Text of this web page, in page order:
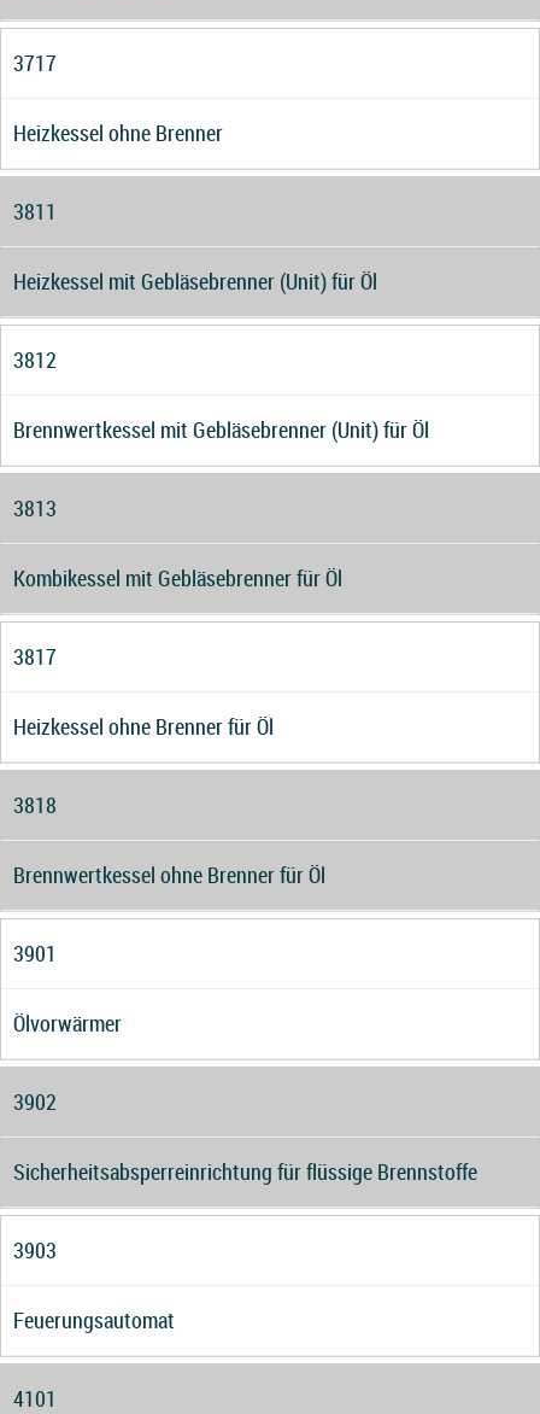
3717
Heizkessel ohne Brenner
3811
Heizkessel mit Gebläsebrenner (Unit) für Öl
3812
Brennwertkessel mit Gebläsebrenner (Unit) für Öl
3813
Kombikessel mit Gebläsebrenner für Öl
3817
Heizkessel ohne Brenner für Öl
3818
Brennwertkessel ohne Brenner für Öl
3901
Ölvorwärmer
3902
Sicherheitsabsperreinrichtung für flüssige Brennstoffe
3903
Feuerungsautomat
4101